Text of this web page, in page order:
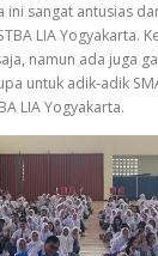
ini sangat antusias
LIA Yogyakarta.
namun ada juga
untuk adik-adik
LIA Yogyakarta.